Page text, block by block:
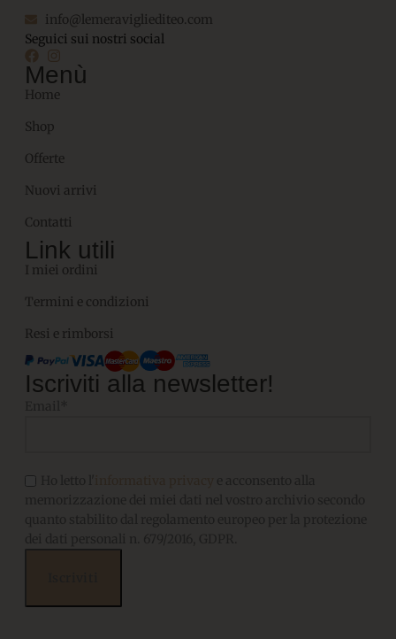
info@lemeravigliediteo.com
Seguici sui nostri social
Menù
Home
Shop
Offerte
Nuovi arrivi
Contatti
Link utili
I miei ordini
Termini e condizioni
Resi e rimborsi
Iscriviti alla newsletter!